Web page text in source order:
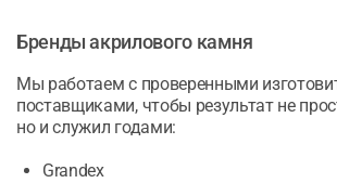
Бренды акрилового камня
Мы работаем с проверенными
поставщиками, чтобы результат не
но и служил годами:
Grandex